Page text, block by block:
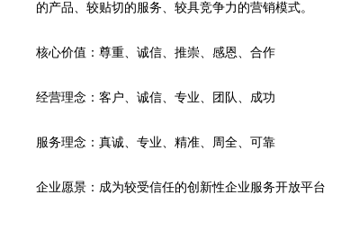
的产品、较贴切的服务、较具竞争力的营销模式。
核心价值：尊重、诚信、推崇、感恩、合作
经营理念：客户、诚信、专业、团队、成功
服务理念：真诚、专业、精准、周全、可靠
企业愿景：成为较受信任的创新性企业服务开放平台